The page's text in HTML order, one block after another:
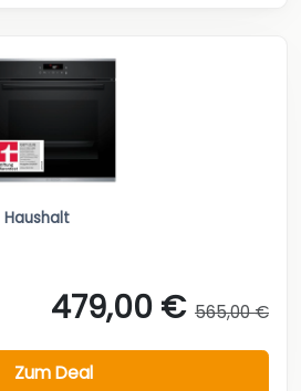
Haushalt
479,00 € 565,00 €
Zum Deal